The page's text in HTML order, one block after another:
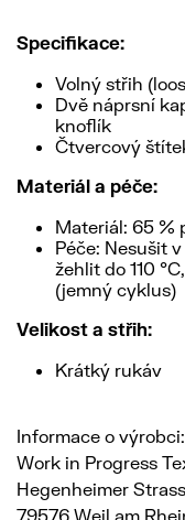
Specifikace:
Volný střih
Dvě náprsní
knoflík
Čtvercový
Materiál a péče:
Materiál: 65 %
Péče: Nesušit
žehlit do 110
(jemný cyklus)
Velikost a střih:
Krátký rukáv
Informace o výrobci:
Work in Progress
Hegenheimer
79576 Weil am